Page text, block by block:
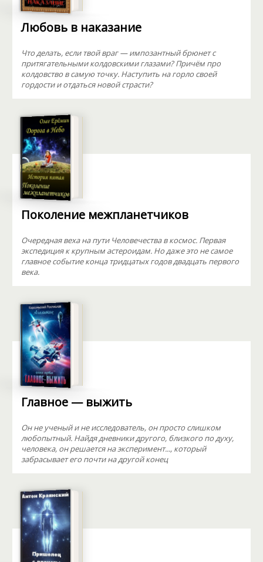
Любовь в наказание
Что делать, если твой враг — импозантный брюнет с
притягательными колдовскими глазами? Причём про
колдовство в самую точку. Наступить на горло своей
гордости и отдаться новой страсти?
Поколение межпланетчиков
Очередная веха на пути Человечества в космос. Первая
экспедиция к крупным астероидам. Но даже это не самое
главное событие конца тридцатых годов двадцать первого
века.
Главное — выжить
Он не ученый и не исследователь, он просто слишком
любопытный. Найдя дневники другого, близкого по духу,
человека, он решается на эксперимент..., который
забрасывает его почти на другой конец